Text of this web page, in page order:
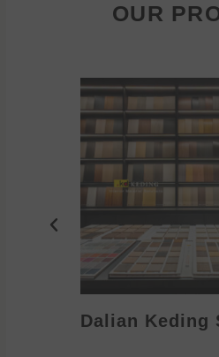
OUR
Dalian Keding